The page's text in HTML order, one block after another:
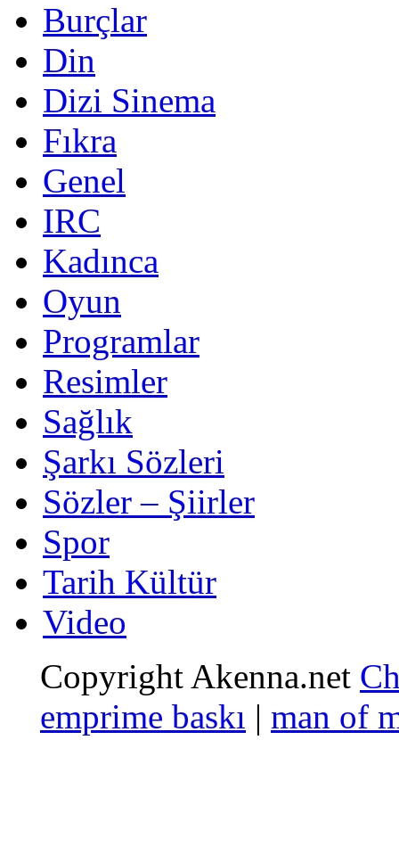
Burçlar
Din
Dizi Sinema
Fıkra
Genel
IRC
Kadınca
Oyun
Programlar
Resimler
Sağlık
Şarkı Sözleri
Sözler – Şiirler
Spor
Tarih Kültür
Video
Copyright Akenna.net
emprime baskı | man of